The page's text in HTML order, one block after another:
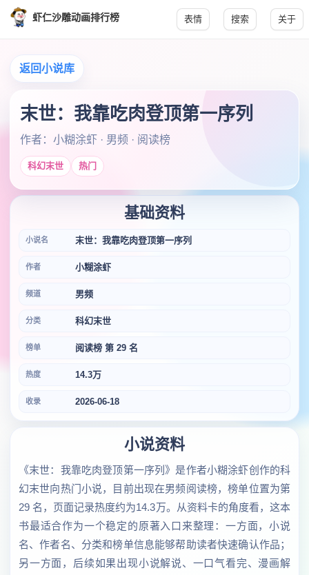
虾仁沙雕动画排行榜 表情 搜索 关于
返回小说库
末世：我靠吃肉登顶第一序列
作者：小糊涂虾 · 男频 · 阅读榜
科幻末世 热门
基础资料
小说名 末世：我靠吃肉登顶第一序列
作者 小糊涂虾
频道 男频
分类 科幻末世
榜单 阅读榜 第 29 名
热度 14.3万
收录 2026-06-18
小说资料
《末世：我靠吃肉登顶第一序列》是作者小糊涂虾创作的科
幻末世向热门小说，目前出现在男频阅读榜，榜单位置为第
29 名，页面记录热度约为14.3万。从资料卡的角度看，这本
书最适合作为一个稳定的原著入口来整理：一方面，小说
名、作者名、分类和榜单信息能够帮助读者快速确认作品；
另一方面，后续如果出现小说解说、一口气看完、漫画解